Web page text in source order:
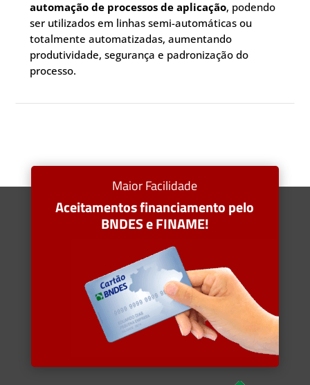
automação de processos de aplicação, podendo
ser utilizados em linhas semi-automáticas ou
totalmente automatizadas, aumentando
produtividade, segurança e padronização do
processo.
Maior Facilidade
Aceitamentos financiamento pelo
BNDES e FINAME!